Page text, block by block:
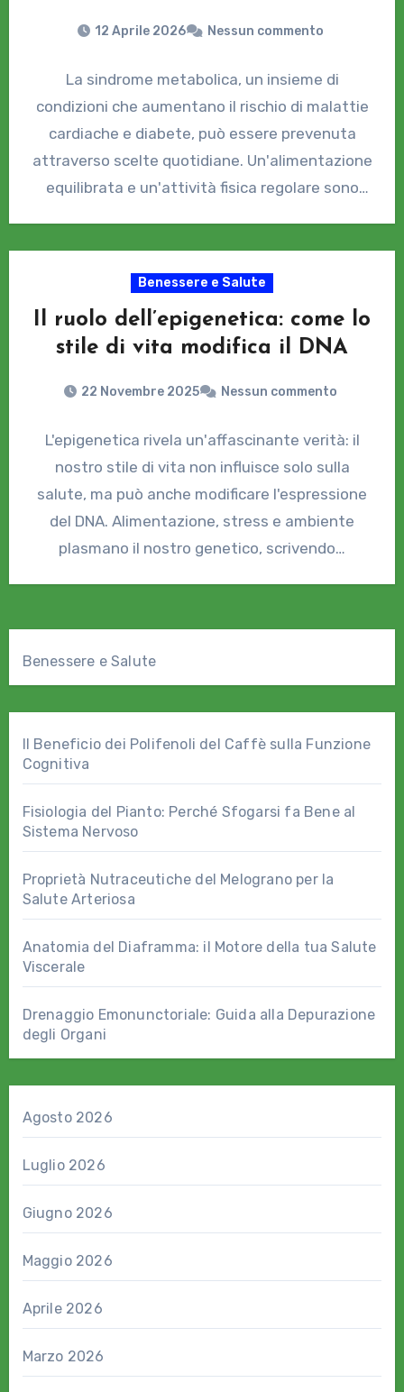
12 Aprile 2026 Nessun commento
La sindrome metabolica, un insieme di
condizioni che aumentano il rischio di malattie
cardiache e diabete, può essere prevenuta
attraverso scelte quotidiane. Un'alimentazione
equilibrata e un'attività fisica regolare sono
Benessere e Salute
Il ruolo dell’epigenetica: come lo
stile di vita modifica il DNA
22 Novembre 2025 Nessun commento
L'epigenetica rivela un'affascinante verità: il
nostro stile di vita non influisce solo sulla
salute, ma può anche modificare l'espressione
del DNA. Alimentazione, stress e ambiente
plasmano il nostro genetico, scrivendo…
Benessere e Salute
Il Beneficio dei Polifenoli del Caffè sulla Funzione
Cognitiva
Fisiologia del Pianto: Perché Sfogarsi fa Bene al
Sistema Nervoso
Proprietà Nutraceutiche del Melograno per la
Salute Arteriosa
Anatomia del Diaframma: il Motore della tua Salute
Viscerale
Drenaggio Emonunctoriale: Guida alla Depurazione
degli Organi
Agosto 2026
Luglio 2026
Giugno 2026
Maggio 2026
Aprile 2026
Marzo 2026